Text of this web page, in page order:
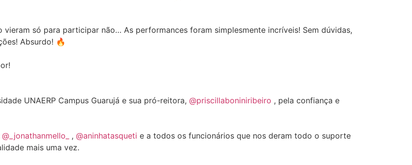
só para participar não… As performances foram simplesmente incríveis! Sem dúvidas,
Absurdo! 🔥
UNAERP Campus Guarujá e sua pró-reitora, @priscillaboniniribeiro , pela confiança e
@_jonathanmello_ , @aninhatasqueti e a todos os funcionários que nos deram todo o suporte
mais uma vez.